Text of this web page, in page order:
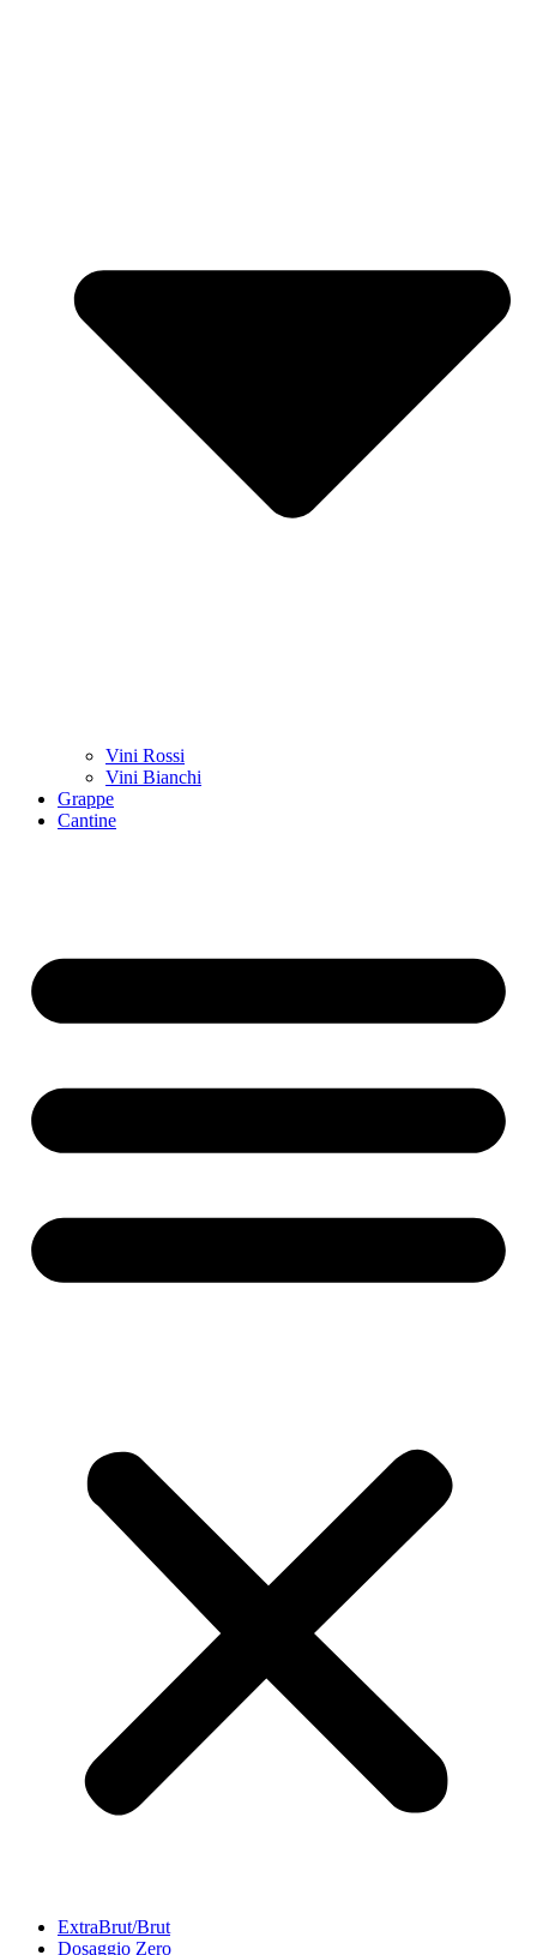
Vini Rossi
Vini Bianchi
Grappe
Cantine
ExtraBrut/Brut
Dosaggio Zero